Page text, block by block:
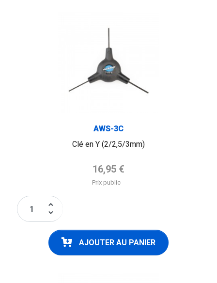
AWS-3C
Clé en Y (2/2,5/3mm)
Prix de base
16,95 €
Prix public
keyboard_arrow_up
keyboard_arrow_down
AJOUTER AU PANIER